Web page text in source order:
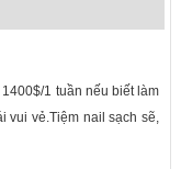
1 tuần nếu biết làm
vui vẻ.Tiệm nail sạch sẽ,